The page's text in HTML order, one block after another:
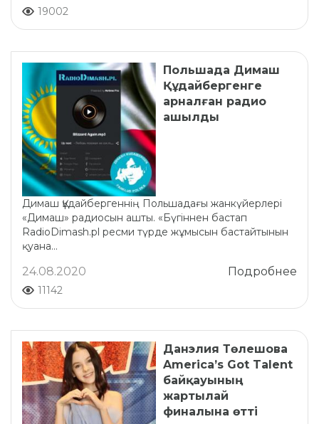
19002
Польшада Димаш
Құдайбергенге
арналған радио
ашылды
Димаш Құдайбергеннің Польшадағы жанкүйерлері
«Димаш» радиосын ашты. «Бүгіннен бастап
RadioDimash.pl ресми түрде жұмысын бастайтынын
қуана...
Подробнее
24.08.2020
11142
Данэлия Төлешова
America’s Got Talent
байқауының
жартылай
финалына өтті